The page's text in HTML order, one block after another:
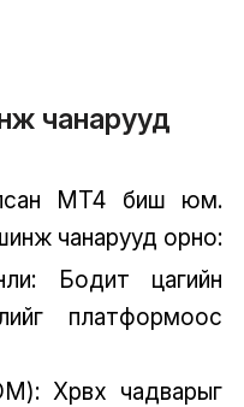
чанарууд
MT4 биш юм.
чанарууд орно:
Бодит цагийн
платформоос
Хөрвөх чадварыг